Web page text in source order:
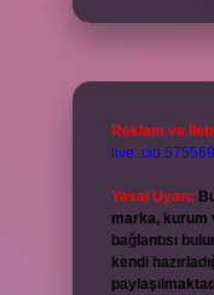
Reklam ve
Yasal Uyarı:
marka, kurum
bağlantısı
kendi